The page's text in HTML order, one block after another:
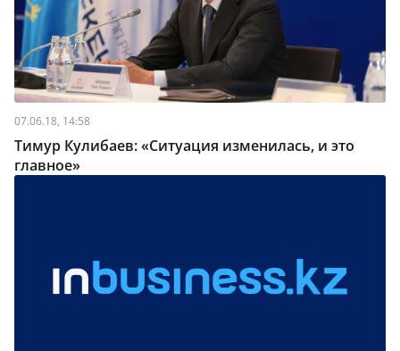
07.06.18, 14:58
Тимур Кулибаев: «Ситуация изменилась, и это
главное»